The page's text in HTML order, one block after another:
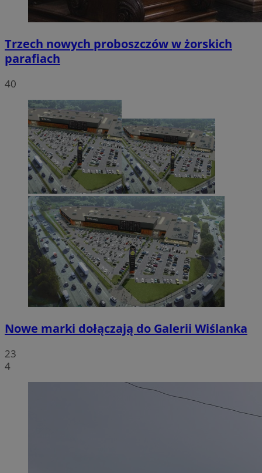
Trzech nowych proboszczów w żorskich
parafiach
40
Nowe marki dołączają do Galerii Wiślanka
23
4